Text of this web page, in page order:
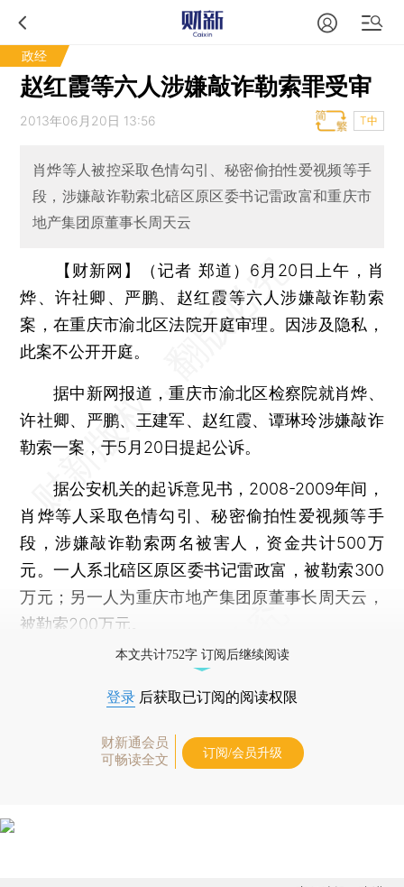
政经
赵红霞等六人涉嫌敲诈勒索罪受审
2013年06月20日 13:56 T中
肖烨等人被控采取色情勾引、秘密偷拍性爱视频等手
段，涉嫌敲诈勒索北碚区原区委书记雷政富和重庆市
地产集团原董事长周天云
【财新网】（记者 郑道） 6月20日上午，肖
烨、许社卿、严鹏、赵红霞等六人涉嫌敲诈勒索
案，在重庆市渝北区法院开庭审理。因涉及隐私，
此案不公开开庭。
据中新网报道，重庆市渝北区检察院就肖烨、
许社卿、严鹏、王建军、赵红霞、谭琳玲涉嫌敲诈
勒索一案，于5月20日提起公诉。
据公安机关的起诉意见书，2008-2009年间，
肖烨等人采取色情勾引、秘密偷拍性爱视频等手
段，涉嫌敲诈勒索两名被害人，资金共计500万
元。一人系北碚区原区委书记雷政富，被勒索300
万元；另一人为重庆市地产集团原董事长周天云，
被勒索200万元。
本文共计752字 订阅后继续阅读
登录 后获取已订阅的阅读权限
财新通会员
可畅读全文
订阅/会员升级